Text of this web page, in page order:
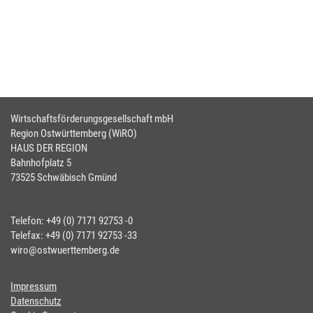
Wirtschaftsförderungsgesellschaft mbH
Region Ostwürttemberg (WiRO)
HAUS DER REGION
Bahnhofplatz 5
73525 Schwäbisch Gmünd
Telefon: +49 (0) 7171 92753 -0
Telefax: +49 (0) 7171 92753 -33
wiro@ostwuerttemberg.de
Impressum
Datenschutz